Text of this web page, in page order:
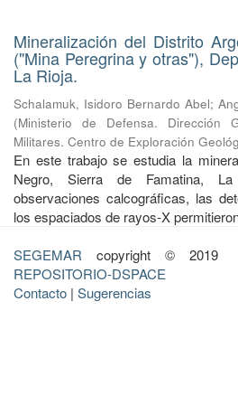
Mineralización del Distrito
("Mina Peregrina y otras"),
La Rioja.
Schalamuk, Isidoro Bernardo Abel;
(Ministerio de Defensa. Dirección
Militares. Centro de Exploración
En este trabajo se estudia la
Negro, Sierra de Famatina,
observaciones calcográficas, las
los espaciados de rayos-X
SEGEMAR copyright © 2019
REPOSITORIO-DSPACE
Contacto | Sugerencias